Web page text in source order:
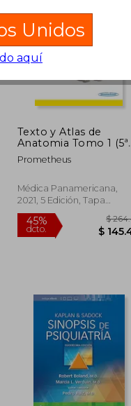
$ 18.05 dcto.
Texto y Atlas de
Anatomia Tomo 1 (5ª
Ed. )
Prometheus
Médica Panamericana,
2021, 5 Edición, Tapa
Blanda, Nuevo
Unidos
aquí